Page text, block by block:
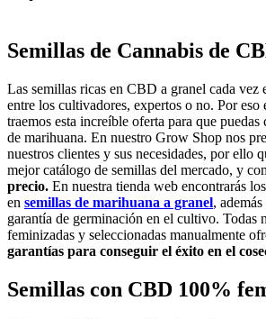
Semillas de Cannabis de
Las semillas ricas en CBD a granel cada vez
entre los cultivadores, expertos o no. Por eso
traemos esta increíble oferta para que
de marihuana. En nuestro Grow Shop nos
nuestros clientes y sus necesidades, por ello
mejor catálogo de semillas del mercado, y
precio. En nuestra tienda web encontrarás
en semillas de marihuana a granel,
garantía de germinación en el cultivo. Todas
feminizadas y seleccionadas manualmente
garantías para conseguir el éxito en el
Semillas con CBD 100%